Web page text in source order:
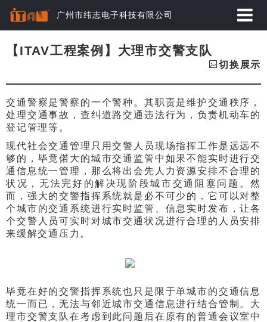
广州市纬志电子科技有限公司
首页
产品中心
动态资讯
经典案例
关于纬志
服务与下载
【ITAV工程案例】大理市交警支队
切换展示
交通警察是警察的一个警种。其职责是维护交通秩序，
处理交通事故，查纠道路交通违法行为，负责机动车的
登记管理等。
现代社会交通管理只用交警人员现场指挥工作是远远不
够的，毕竟偌大的城市交通监管中如果不能实时进行交
通信息统一管理，那么将出会先人力资源安排不合理的
状况，无法完好的解决现阶段城市交通阻塞问题。然
而，强大的交警指挥系统就是必不可少的，它可以对整
个城市的交通系统进行实时监管、信息实时发布，让各
个交警人员可实时对城市交通状况进行合理的人员安排
来缓解交通压力。
毕竟在好的交警指挥系统也只是限于单城市的交通信息
统一而已，无法与邻近城市交通信息进行结合管制。大
理市交警支队在考虑到此问题后在原有的普通会议室中